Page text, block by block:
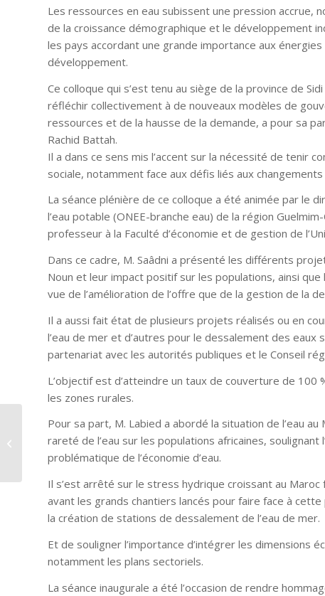
Les ressources en eau subissent une pression accrue,
de la croissance démographique et le développement
les pays accordant une grande importance aux
développement.
Ce colloque qui s’est tenu au siège de la province de
réfléchir collectivement à de nouveaux modèles de
ressources et de la hausse de la demande, a pour sa
Rachid Battah.
Il a dans ce sens mis l’accent sur la nécessité de tenir
sociale, notamment face aux défis liés aux
La séance plénière de ce colloque a été animée par le
l’eau potable (ONEE-branche eau) de la région
professeur à la Faculté d’économie et de gestion de
Dans ce cadre, M. Saâdni a présenté les différents
Noun et leur impact positif sur les populations, ainsi
vue de l’amélioration de l’offre que de la gestion de la
Il a aussi fait état de plusieurs projets réalisés ou en
l’eau de mer et d’autres pour le dessalement des
partenariat avec les autorités publiques et le Conseil
L’objectif est d’atteindre un taux de couverture de 100
les zones rurales.
Pour sa part, M. Labied a abordé la situation de l’eau
rareté de l’eau sur les populations africaines,
problématique de l’économie d’eau.
Il s’est arrêté sur le stress hydrique croissant au
avant les grands chantiers lancés pour faire face à
la création de stations de dessalement de l’eau de mer.
Et de souligner l’importance d’intégrer les dimensions
notamment les plans sectoriels.
La séance inaugurale a été l’occasion de rendre
Vivo Energy Maroc et
la Fondation Zakoura
étendent le
programme « Mama
Tabiaa »...